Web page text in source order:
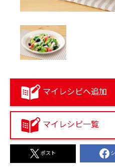
マイレシピへ追加
マイレシピ一覧
ポスト